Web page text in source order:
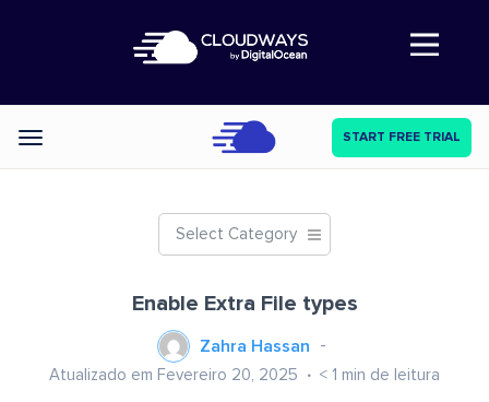
Abre a navegação
Categories START FREE TRIAL
Select Category
Enable Extra File types
Zahra Hassan
Atualizado em Fevereiro 20, 2025 < 1 min de leitura